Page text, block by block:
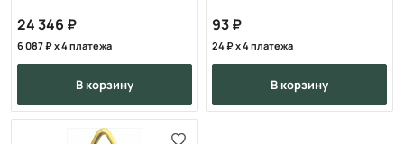
24 346
6 087 x 4 платежа
в корзину
93
24 x 4 платежа
в корзину